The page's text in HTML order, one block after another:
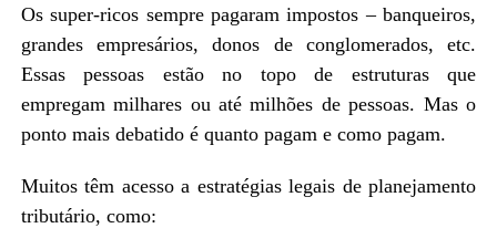
Os super-ricos sempre pagaram impostos – banqueiros,
grandes empresários, donos de conglomerados, etc.
Essas pessoas estão no topo de estruturas que
empregam milhares ou até milhões de pessoas. Mas o
ponto mais debatido é quanto pagam e como pagam.
Muitos têm acesso a estratégias legais de planejamento
tributário, como: